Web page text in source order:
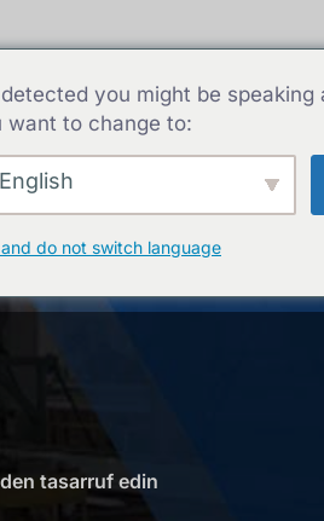
tasarruf edin
you might be speaking
want to change to:
English
do not switch language